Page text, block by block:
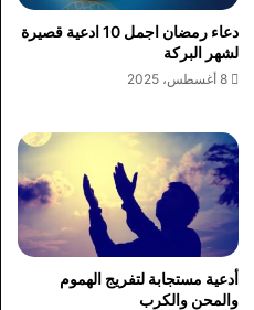
دعاء رمضان اجمل 10 ادعية قصيرة
لشهر البركة
8 أغسطس، 2025
أدعية مستجابة لتفريج الهموم
والمحن والكرب